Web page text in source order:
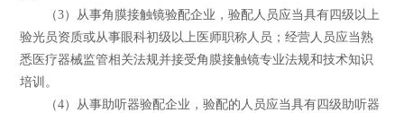
（3）从事角膜接触镜验配企业，验配人员应当具有四级以上
验光员资质或从事眼科初级以上医师职称人员；经营人员应当熟
悉医疗器械监管相关法规并接受角膜接触镜专业法规和技术知识
培训。
（4）从事助听器验配企业，验配的人员应当具有四级助听器